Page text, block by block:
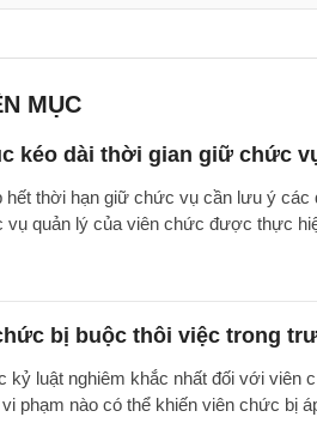
MỤC
kéo dài thời gian giữ chức
thời hạn giữ chức vụ cần lưu ý
vụ quản lý của viên chức được thực
bị buộc thôi việc trong
kỷ luật nghiêm khắc nhất đối với
phạm nào có thể khiến viên chức bị